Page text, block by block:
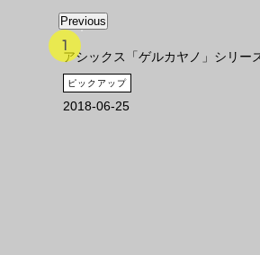
Previous
アシックス「ゲルカヤノ」シリー
ピックアップ
2018-06-25